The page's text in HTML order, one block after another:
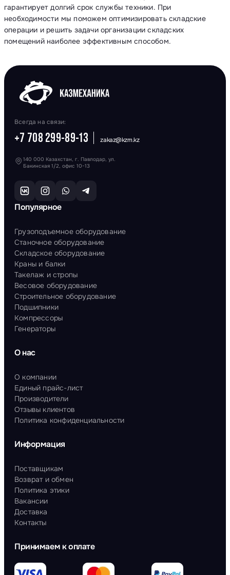
гарантирует долгий срок службы техники. При
необходимости мы поможем оптимизировать складские
операции и решить задачи организации складских
помещений наиболее эффективным способом.
Всегда на связи:
+7 708 299-89-13 zakaz@kzm.kz
140 000 Казахстан, г. Павлодар, ул.
Бакинская 1/2, офис 10-13
Популярное
Грузоподъемное оборудование
Станочное оборудование
Складское оборудование
Краны и балки
Такелаж и стропы
Весовое оборудование
Строительное оборудование
Подшипники
Компрессоры
Генераторы
О нас
О компании
Единый прайс-лист
Производители
Отзывы клиентов
Политика конфиденциальности
Информация
Поставщикам
Возврат и обмен
Политика этики
Вакансии
Доставка
Контакты
Принимаем к оплате